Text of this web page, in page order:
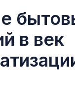
в век